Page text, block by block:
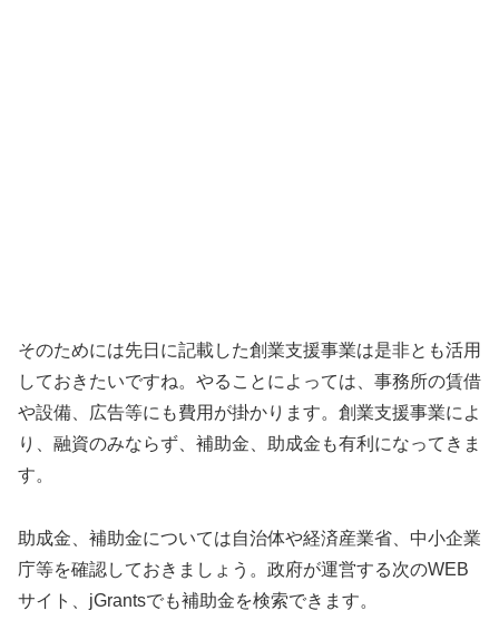
そのためには先日に記載した創業支援事業は是非とも活用
しておきたいですね。やることによっては、事務所の賃借
や設備、広告等にも費用が掛かります。創業支援事業によ
り、融資のみならず、補助金、助成金も有利になってきま
す。
助成金、補助金については自治体や経済産業省、中小企業
庁等を確認しておきましょう。政府が運営する次のWEB
サイト、jGrantsでも補助金を検索できます。